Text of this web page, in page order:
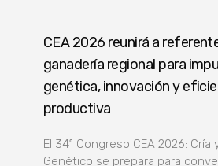
CEA 2026 reunirá a
ganadería regional para
genética, innovación y
productiva
El 34º Congreso CEA 2026:
Genético se prepara para